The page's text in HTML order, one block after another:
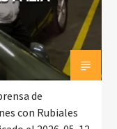
de
con Rubiales